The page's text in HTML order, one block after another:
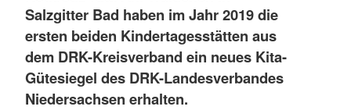
Salzgitter Bad haben im Jahr 2019 die
ersten beiden Kindertagesstätten aus
dem DRK-Kreisverband ein neues Kita-
Gütesiegel des DRK-Landesverbandes
Niedersachsen erhalten.